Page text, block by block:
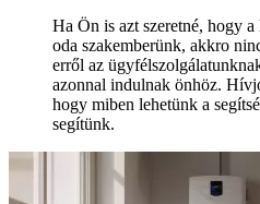
Ha Ön is azt szeretné, hogy
oda szakemberünk, akkro
erről az
azonnal indulnak önhöz.
hogy miben lehetünk a
segítünk.